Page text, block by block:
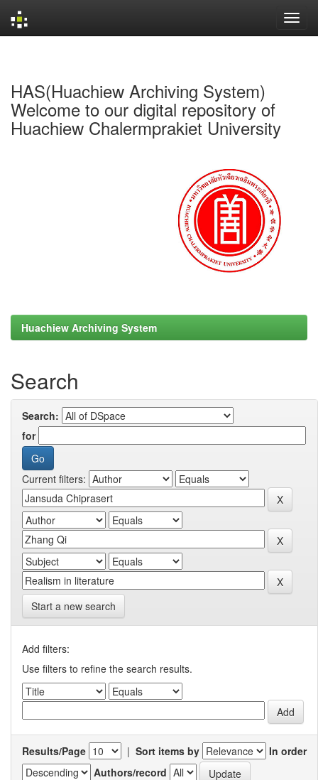
HAS(Huachiew Archiving System)
Welcome to our digital repository of
Huachiew Chalermprakiet University
Huachiew Archiving System
Search
Search:
for
Current filters:
Start a new search
Add filters:
Use filters to refine the search results.
Results/Page | Sort items by
In order
Authors/record